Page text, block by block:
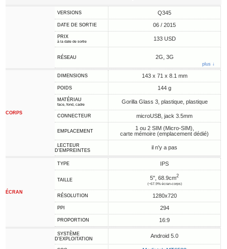
VERSIONS Q345
DATE DE SORTIE 06 / 2015
PRIX
à la date de sortie 133 USD
RÉSEAU 2G, 3G
plus ↓
CORPS
DIMENSIONS 143 x 71 x 8.1 mm
POIDS 144 g
MATÉRIAU
face, fond, cadre Gorilla Glass 3, plastique, plastique
CONNECTEUR microUSB, jack 3.5mm
EMPLACEMENT
1 ou 2 SIM (Micro-SIM),
carte mémoire (emplacement dédié)
LECTEUR
D'EMPREINTES
il n'y a pas
ÉCRAN
TYPE IPS
TAILLE 5", 68.9cm2
(~67.9% écran-corps)
RÉSOLUTION 1280x720
PPI 294
PROPORTION 16:9
SYSTÈME
D'EXPLOITATION
Android 5.0